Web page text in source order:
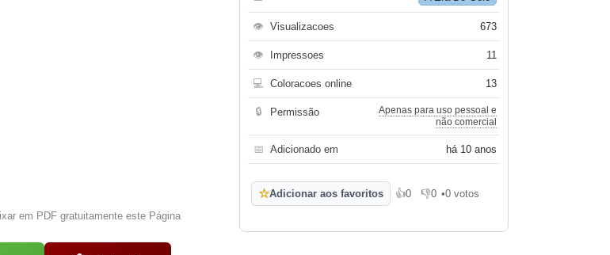
em PDF gratuitamente este Página
👁 Visualizacoes 673
👁 Impressoes 11
💻 Coloracoes online 13
🔒 Permissão
Apenas para uso pessoal e
não comercial
📅 Adicionado em há 10 anos
☆Adicionar aos favoritos 👍0
Gosto 👎0
Não gosto
•0 votos